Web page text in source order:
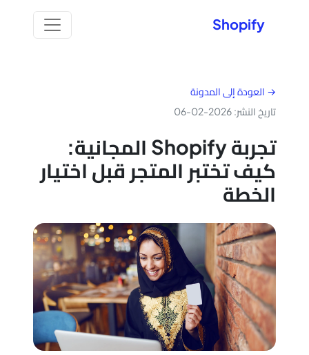
Shopify
→ العودة إلى المدونة
تاريخ النشر: 2026-02-06
تجربة Shopify المجانية:
كيف تختبر المتجر قبل اختيار
الخطة